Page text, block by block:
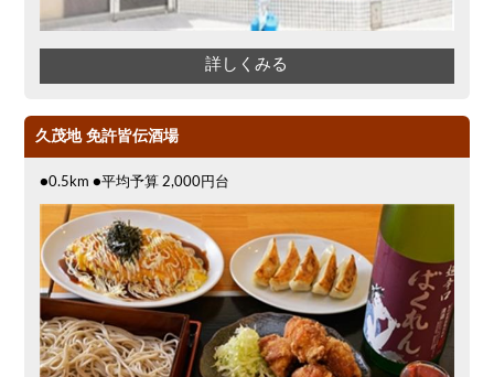
詳しくみる
久茂地 免許皆伝酒場
●0.5km ●平均予算 2,000円台